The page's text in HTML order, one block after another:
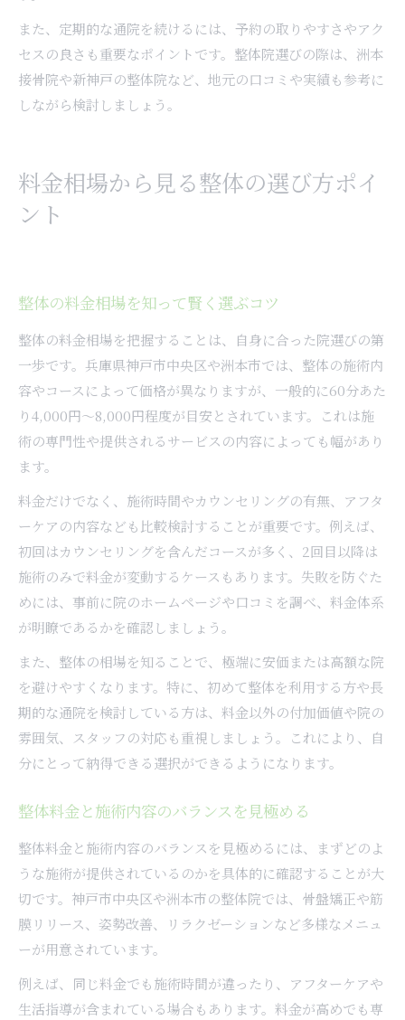
また、定期的な通院を続けるには、予約の取りやすさやアク
セスの良さも重要なポイントです。整体院選びの際は、洲本
接骨院や新神戸の整体院など、地元の口コミや実績も参考に
しながら検討しましょう。
料金相場から見る整体の選び方ポイ
ント
整体の料金相場を知って賢く選ぶコツ
整体の料金相場を把握することは、自身に合った院選びの第
一歩です。兵庫県神戸市中央区や洲本市では、整体の施術内
容やコースによって価格が異なりますが、一般的に60分あた
り4,000円～8,000円程度が目安とされています。これは施
術の専門性や提供されるサービスの内容によっても幅があり
ます。
料金だけでなく、施術時間やカウンセリングの有無、アフタ
ーケアの内容なども比較検討することが重要です。例えば、
初回はカウンセリングを含んだコースが多く、2回目以降は
施術のみで料金が変動するケースもあります。失敗を防ぐた
めには、事前に院のホームページや口コミを調べ、料金体系
が明瞭であるかを確認しましょう。
また、整体の相場を知ることで、極端に安価または高額な院
を避けやすくなります。特に、初めて整体を利用する方や長
期的な通院を検討している方は、料金以外の付加価値や院の
雰囲気、スタッフの対応も重視しましょう。これにより、自
分にとって納得できる選択ができるようになります。
整体料金と施術内容のバランスを見極める
整体料金と施術内容のバランスを見極めるには、まずどのよ
うな施術が提供されているのかを具体的に確認することが大
切です。神戸市中央区や洲本市の整体院では、骨盤矯正や筋
膜リリース、姿勢改善、リラクゼーションなど多様なメニュ
ーが用意されています。
例えば、同じ料金でも施術時間が違ったり、アフターケアや
生活指導が含まれている場合もあります。料金が高めでも専